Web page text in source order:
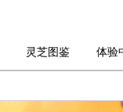
灵芝图鉴 体验